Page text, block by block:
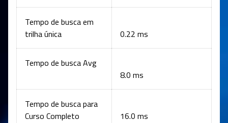
Tempo de busca em
trilha única
0.22 ms
Tempo de busca Avg
8.0 ms
Tempo de busca para
Curso Completo
16.0 ms